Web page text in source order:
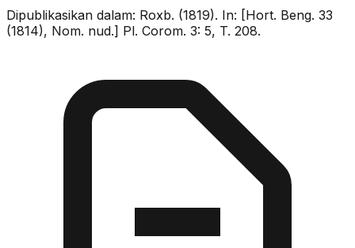
Dipublikasikan dalam: Roxb. (1819). In: [Hort. Beng. 33
(1814), Nom. nud.] Pl. Corom. 3: 5, T. 208.